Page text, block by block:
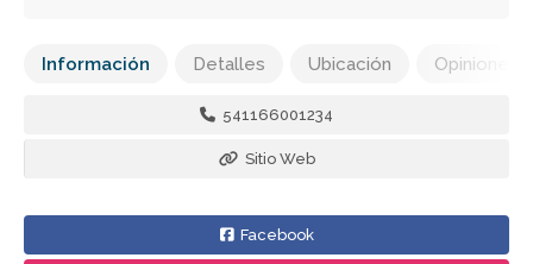
Información Detalles Ubicación Opiniones
541166001234
Sitio Web
Facebook